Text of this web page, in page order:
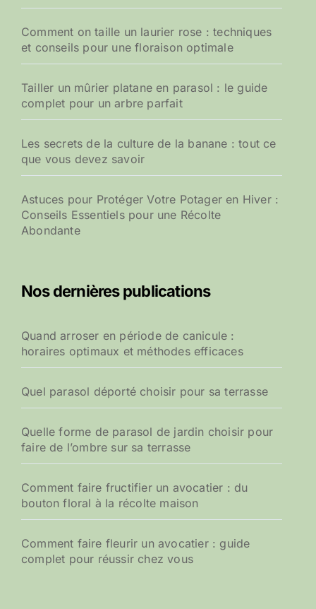
Comment on taille un laurier rose : techniques
et conseils pour une floraison optimale
Tailler un mûrier platane en parasol : le guide
complet pour un arbre parfait
Les secrets de la culture de la banane : tout ce
que vous devez savoir
Astuces pour Protéger Votre Potager en Hiver :
Conseils Essentiels pour une Récolte
Abondante
Nos dernières publications
Quand arroser en période de canicule :
horaires optimaux et méthodes efficaces
Quel parasol déporté choisir pour sa terrasse
Quelle forme de parasol de jardin choisir pour
faire de l’ombre sur sa terrasse
Comment faire fructifier un avocatier : du
bouton floral à la récolte maison
Comment faire fleurir un avocatier : guide
complet pour réussir chez vous